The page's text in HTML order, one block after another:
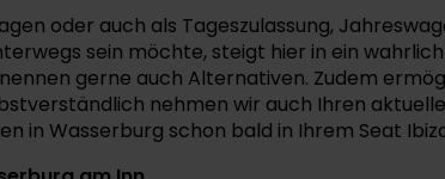
oder auch als Tageszulassung,
sein möchte, steigt hier in ein
gerne auch Alternativen. Zudem
nehmen wir auch Ihren
in Wasserburg schon bald in Ihrem Seat